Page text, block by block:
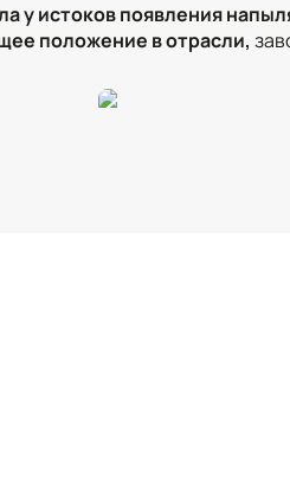
у истоков появления
положение в отрасли,